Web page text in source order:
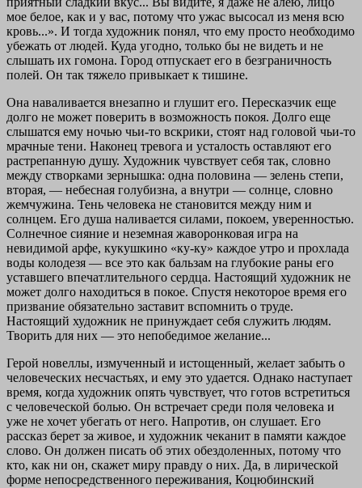
мое белое, как и у вас, потому что ужас высосал из меня всю
кровь...». И тогда художник понял, что ему просто необходимо
убежать от людей. Куда угодно, только бы не видеть и не
слышать их гомона. Город отпускает его в безграничность
полей. Он так тяжело привыкает к тишине.
Она наваливается внезапно и глушит его. Пересказчик еще
долго не может поверить в возможность покоя. Долго еще
слышатся ему ночью чьи-то вскрики, стоят над головой чьи-то
мрачные тени. Наконец тревога и усталость оставляют его
растрепанную душу. Художник чувствует себя так, словно
между створками зернышка: одна половина — зелень степи,
вторая, — небесная голубизна, а внутри — солнце, словно
жемчужина. Тень человека не становится между ним и
солнцем. Его душа наливается силами, покоем, уверенностью.
Солнечное сияние и неземная жаворонковая игра на
невидимой арфе, кукушкино «ку-ку» каждое утро и прохлада
воды колодезя — все это как бальзам на глубокие раны его
уставшего впечатлительного сердца. Настоящий художник не
может долго находиться в покое. Спустя некоторое время его
призвание обязательно заставит вспомнить о труде.
Настоящий художник не принуждает себя служить людям.
Творить для них — это непобедимое желание...
Герой новеллы, измученный и истощенный, желает забыть о
человеческих несчастьях, и ему это удается. Однако наступает
время, когда художник опять чувствует, что готов встретиться
с человеческой болью. Он встречает среди поля человека и
уже не хочет убегать от него. Напротив, он слушает. Его
рассказ берет за живое, и художник чеканит в памяти каждое
слово. Он должен писать об этих обездоленных, потому что
кто, как ни он, скажет миру правду о них. Да, в лирической
форме непосредственного переживания, Коцюбинский